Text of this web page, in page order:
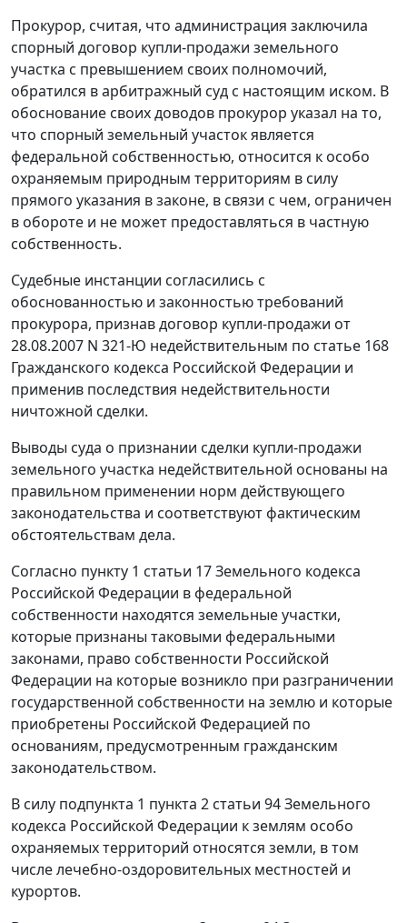
Прокурор, считая, что администрация заключила
спорный договор купли-продажи земельного
участка с превышением своих полномочий,
обратился в арбитражный суд с настоящим иском. В
обоснование своих доводов прокурор указал на то,
что спорный земельный участок является
федеральной собственностью, относится к особо
охраняемым природным территориям в силу
прямого указания в законе, в связи с чем, ограничен
в обороте и не может предоставляться в частную
собственность.
Судебные инстанции согласились с
обоснованностью и законностью требований
прокурора, признав договор купли-продажи от
28.08.2007 N 321-Ю недействительным по статье 168
Гражданского кодекса Российской Федерации и
применив последствия недействительности
ничтожной сделки.
Выводы суда о признании сделки купли-продажи
земельного участка недействительной основаны на
правильном применении норм действующего
законодательства и соответствуют фактическим
обстоятельствам дела.
Согласно пункту 1 статьи 17Земельного кодекса
Российской Федерации в федеральной
собственности находятся земельные участки,
которые признаны таковыми федеральными
законами, право собственности Российской
Федерации на которые возникло при разграничении
государственной собственности на землю и которые
приобретены Российской Федерацией по
основаниям, предусмотренным гражданским
законодательством.
В силу подпункта 1 пункта 2 статьи 94Земельного
кодекса Российской Федерации к землям особо
охраняемых территорий относятся земли, в том
числе лечебно-оздоровительных местностей и
курортов.